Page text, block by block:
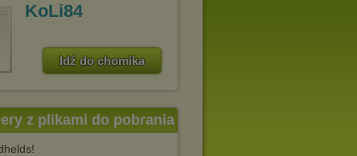
KoLi84
Idź do chomika
z plikami do pobrania